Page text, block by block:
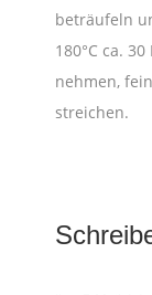
beträufeln
180°C ca.
nehmen,
streichen.